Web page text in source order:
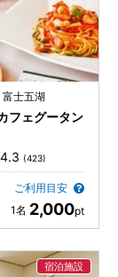
富士五湖
フェグータン
4.3 (423)
ご利用目安
2,000